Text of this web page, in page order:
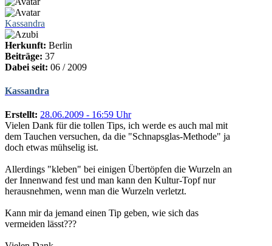
Kassandra
Herkunft: Berlin
Beiträge: 37
Dabei seit: 06 / 2009
Kassandra
Erstellt: 28.06.2009 - 16:59 Uhr
Vielen Dank für die tollen Tips, ich werde es auch mal mit
dem Tauchen versuchen, da die "Schnapsglas-Methode" ja
doch etwas mühselig ist.
Allerdings "kleben" bei einigen Übertöpfen die Wurzeln an
der Innenwand fest und man kann den Kultur-Topf nur
herausnehmen, wenn man die Wurzeln verletzt.
Kann mir da jemand einen Tip geben, wie sich das
vermeiden lässt???